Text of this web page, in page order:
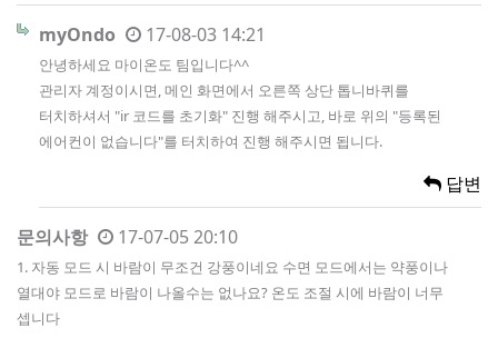
myOndo 17-08-03 14:21
안녕하세요 마이온도 팀입니다^^
관리자 계정이시면, 메인 화면에서 오른쪽 상단 톱니바퀴를
터치하셔서 "ir 코드를 초기화" 진행 해주시고, 바로 위의 "등록된
에어컨이 없습니다"를 터치하여 진행 해주시면 됩니다.
답변
문의사항 17-07-05 20:10
1. 자동 모드 시 바람이 무조건 강풍이네요 수면 모드에서는 약풍이나
열대야 모드로 바람이 나올수는 없나요? 온도 조절 시에 바람이 너무
셉니다